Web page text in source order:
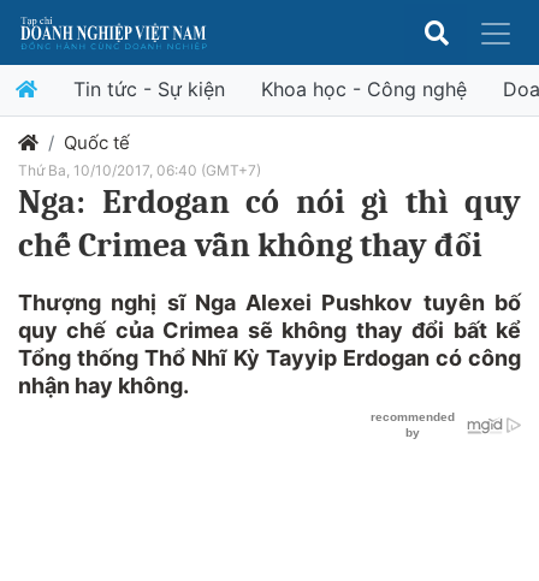
Tin tức - Sự kiện Khoa học - Công nghệ
Quốc tế
Thứ Ba, 10/10/2017, 06:40 (GMT+7)
Nga: Erdogan có nói gì thì quy
chế Crimea vẫn không thay đổi
Thượng nghị sĩ Nga Alexei Pushkov tuyên bố
quy chế của Crimea sẽ không thay đổi bất kể
Tổng thống Thổ Nhĩ Kỳ Tayyip Erdogan có công
nhận hay không.